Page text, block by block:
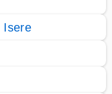
Isere